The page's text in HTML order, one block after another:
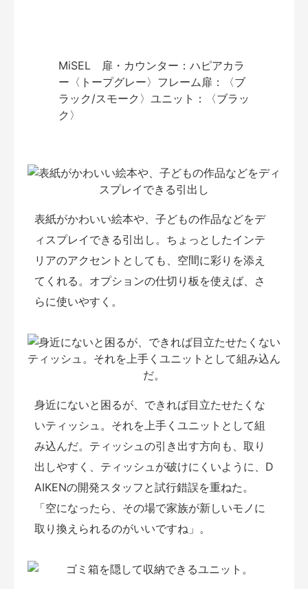
MiSEL 扉・カウンター：ハピアカラ
ー〈トープグレー〉フレーム扉：〈ブ
ラック/スモーク〉ユニット：〈ブラッ
ク〉
表紙がかわいい絵本や、子どもの作品などをデ
ィスプレイできる引出し。ちょっとしたインテ
リアのアクセントとしても、空間に彩りを添え
てくれる。オプションの仕切り板を使えば、さ
らに使いやすく。
身近にないと困るが、できれば目立たせたくな
いティッシュ。それを上手くユニットとして組
み込んだ。ティッシュの引き出す方向も、取り
出しやすく、ティッシュが破けにくいように、D
AIKENの開発スタッフと試行錯誤を重ねた。
「空になったら、その場で家族が新しいモノに
取り換えられるのがいいですね」。